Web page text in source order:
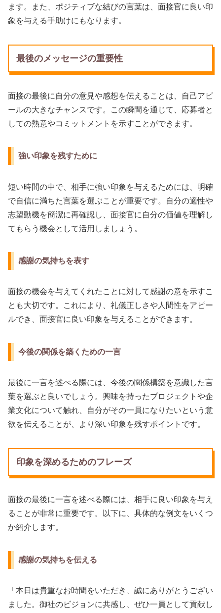
ます。また、ポジティブな結びの言葉は、面接官に良い印
象を与える手助けにもなります。
最後のメッセージの重要性
面接の最後に自分の意見や感想を伝えることは、自己アピ
ールの大きなチャンスです。この瞬間を通じて、応募者と
しての熱意やコミットメントを示すことができます。
強い印象を残すために
短い時間の中で、相手に強い印象を与えるためには、明確
で自信に満ちた言葉を選ぶことが重要です。自分の適性や
志望動機を簡潔に再確認し、面接官に自分の価値を理解し
てもらう機会として活用しましょう。
感謝の気持ちを表す
面接の機会を与えてくれたことに対して感謝の意を示すこ
とも大切です。これにより、礼儀正しさや人間性をアピー
ルでき、面接官に良い印象を与えることができます。
今後の関係を築くための一言
最後に一言を述べる際には、今後の関係構築を意識した言
葉を選ぶと良いでしょう。興味を持ったプロジェクトや企
業文化について触れ、自分がその一員になりたいという意
欲を伝えることが、より深い印象を残すポイントです。
印象を深めるためのフレーズ
面接の最後に一言を述べる際には、相手に良い印象を与え
ることが非常に重要です。以下に、具体的な例文をいくつ
か紹介します。
感謝の気持ちを伝える
「本日は貴重なお時間をいただき、誠にありがとうござい
ました。御社のビジョンに共感し、ぜひ一員として貢献し